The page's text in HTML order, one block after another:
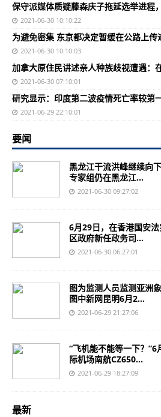
保守派媒体质疑藤森庆子拖延选举进程
2021-06-30 10:10:22
为避免密集 东京都决定暂缓在公路上传
2021-06-30 10:10:03
加拿大原住民讲述亲人种族歧视遭遇：
2021-06-30 07:10:01
研究显示：印度第二波疫情死亡率较第
2021-06-29 22:10:01
要闻
黑龙江干流洪峰继续向
专家组仍在黑龙江...
2021-06-30 09:27:02
6月29日，在香港国安
区政府新任政务司...
2021-06-30 06:27:01
图为监测人员监测亚洲
图中新网昆明6月2...
2021-06-29 21:27:06
“飞机能不能等一下？
际机场南航CZ650...
2021-06-29 18:27:09
最新